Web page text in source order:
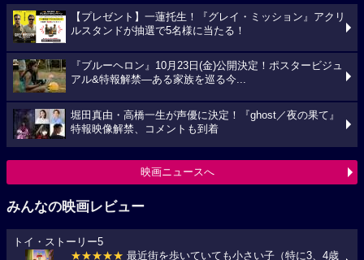
【プレゼント】一蓮托生！『グレイ・ミッション』アクリ
ルスタンドが抽選で5名様に当たる！
『ブルーヘロン』10月23日(金)公開決定！ポスタービジュ
アル&特報解禁―ある家族を巡る今...
堀田真由・高橋一生が声優に決定！『ghost／夜の果て』
特報映像解禁、コメントも到着
映画ニュースへ
みんなの映画レビュー
トイ・ストーリー5
★★★★★ 最近街を歩いていても小さい子（特に3、4歳